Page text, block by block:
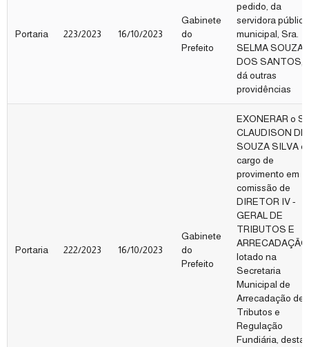
Portaria 223/2023 16/10/2023
Gabinete
do
Prefeito
pedido, da
servidora pública
municipal, Sra.
SELMA SOUZA
DOS SANTOS,
dá outras
providências
Portaria 222/2023 16/10/2023
Gabinete
do
Prefeito
EXONERAR o Sr.
CLAUDISON DE
SOUZA SILVA
cargo de
provimento em
comissão de
DIRETOR IV -
GERAL DE
TRIBUTOS E
lotado na
Secretaria
Municipal de
Arrecadação de
Tributos e
Regulação
Fundiária, desta